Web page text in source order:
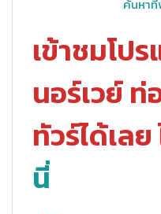
ค้นหา
เข้าชมโป
นอร์เวย์ท่
ทัวร์ได้เลย
นี่